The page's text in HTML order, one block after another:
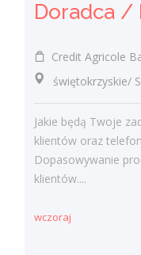
Credit Agricole
świętokrzyskie/
Jakie będą Twoje
klientów oraz
Dopasowywanie
klientów....
wczoraj